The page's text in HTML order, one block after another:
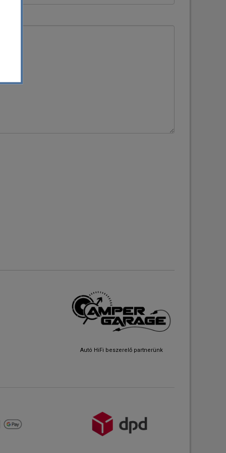
Autó HiFi beszerelő partnerünk